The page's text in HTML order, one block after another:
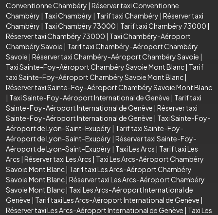
Conventionne Chambéry | Réserver taxi Conventionne
Chambéry | Taxi Chambéry | Tarif taxi Chambéry | Réserver taxi
Chambéry | Taxi Chambéry 73000 | Tarif taxi Chambéry 73000 |
Réserver taxi Chambéry 73000 | Taxi Chambéry-Aéroport
Chambéry Savoie | Tarif taxi Chambéry-Aéroport Chambéry
Savoie | Réserver taxi Chambéry-Aéroport Chambéry Savoie |
Taxi Sainte-Foy-Aéroport Chambéry Savoie Mont Blanc| Tarif
taxi Sainte-Foy-Aéroport Chambéry Savoie Mont Blanc|
Réserver taxi Sainte-Foy-Aéroport Chambéry Savoie Mont Blanc
| Taxi Sainte-Foy-Aéroport International de Genève | Tarif taxi
Sainte-Foy-Aéroport International de Genève | Réserver taxi
Sainte-Foy-Aéroport International de Genève | Taxi Sainte-Foy-
Aéroport de Lyon-Saint-Exupéry | Tarif taxi Sainte-Foy-
Aéroport de Lyon-Saint-Exupéry | Réserver taxi Sainte-Foy-
Aéroport de Lyon-Saint-Exupéry | Taxi Les Arcs | Tarif taxi Les
Arcs | Réserver taxi Les Arcs | Taxi Les Arcs-Aéroport Chambéry
Savoie Mont Blanc| Tarif taxi Les Arcs-Aéroport Chambéry
Savoie Mont Blanc| Réserver taxi Les Arcs-Aéroport Chambéry
Savoie Mont Blanc| Taxi Les Arcs-Aéroport International de
Genève | Tarif taxi Les Arcs-Aéroport International de Genève |
Réserver taxi Les Arcs-Aéroport International de Genève | Taxi Les